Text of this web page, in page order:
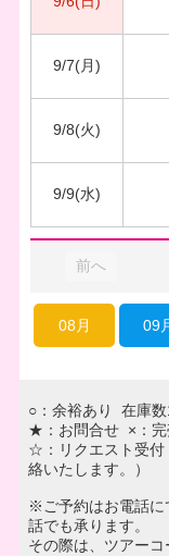
9/7(月)
9/8(火)
9/9(水)
前へ
08月 09
○：余裕あり 在庫
★：お問合せ ×：完
☆：リクエスト受付
絡いたします。）
※ご予約はお電話に
話でも承ります。
その際は、ツアーコ